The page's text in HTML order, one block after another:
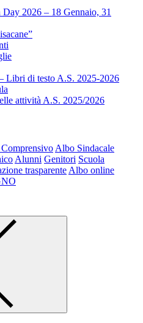
2026 – 18 Gennaio, 31
di testo A.S. 2025-2026
attività A.S. 2025/2026
Albo Sindacale
Alunni Genitori Scuola
trasparente Albo online